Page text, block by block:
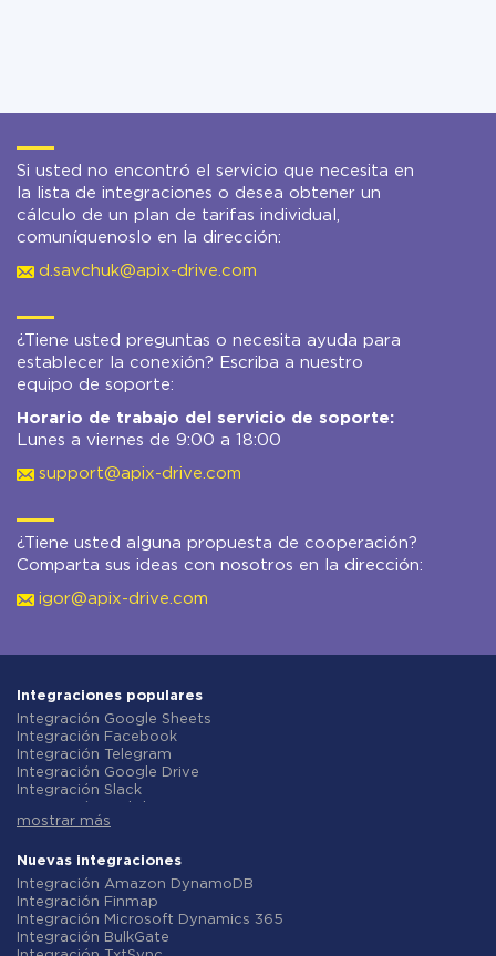
Si usted no encontró el servicio que necesita en
la lista de integraciones o desea obtener un
cálculo de un plan de tarifas individual,
comuníquenoslo en la dirección:
d.savchuk@apix-drive.com
¿Tiene usted preguntas o necesita ayuda para
establecer la conexión? Escriba a nuestro
equipo de soporte:
Horario de trabajo del servicio de soporte:
Lunes a viernes de 9:00 a 18:00
support@apix-drive.com
¿Tiene usted alguna propuesta de cooperación?
Comparta sus ideas con nosotros en la dirección:
igor@apix-drive.com
Integraciones populares
Integración Google Sheets
Integración Facebook
Integración Telegram
Integración Google Drive
Integración Slack
Integración Gmail
Integración ClickUp
Integración Airtable
Integración Google Contacts
Integración OpenAI (ChatGPT)
Integración Instagram
Integración ActiveCampaign
mostrar más
Nuevas integraciones
Integración Amazon DynamoDB
Integración Finmap
Integración Microsoft Dynamics 365
Integración BulkGate